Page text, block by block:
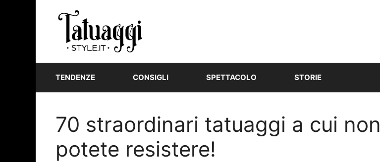
TENDENZE CONSIGLI SPETTACOLO STORIE
70 straordinari tatuaggi a cui non
potete resistere!